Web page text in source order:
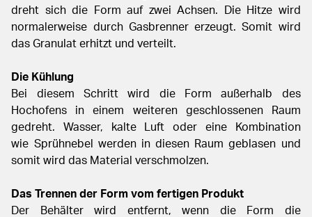
dreht sich die Formauf zwei Achsen. Die Hitze wird
normalerweise durch Gasbrenner erzeugt.Somit wird
das Granulat erhitzt und verteilt.
Die Kühlung
Bei diesem Schritt wird die Form außerhalb des
Hochofens in einem weiteren geschlossenen Raum
gedreht. Wasser, kalte Luft oder eine Kombination
wie Sprühnebel werden in diesen Raum geblasen und
somit wird das Materialverschmolzen.
Das Trennen der Form vom fertigen Produkt
Der Behälter wird entfernt, wenn die Form die